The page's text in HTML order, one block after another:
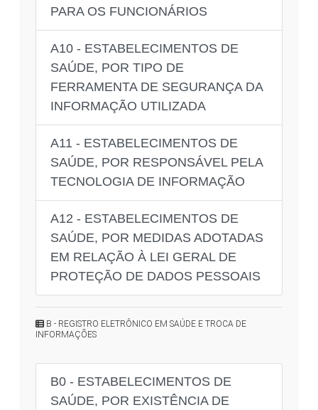
PARA OS FUNCIONÁRIOS
A10 - ESTABELECIMENTOS DE
SAÚDE, POR TIPO DE
FERRAMENTA DE SEGURANÇA DA
INFORMAÇÃO UTILIZADA
A11 - ESTABELECIMENTOS DE
SAÚDE, POR RESPONSÁVEL PELA
TECNOLOGIA DE INFORMAÇÃO
A12 - ESTABELECIMENTOS DE
SAÚDE, POR MEDIDAS ADOTADAS
EM RELAÇÃO À LEI GERAL DE
PROTEÇÃO DE DADOS PESSOAIS
B - REGISTRO ELETRÔNICO EM SAÚDE E TROCA DE
INFORMAÇÕES
B0 - ESTABELECIMENTOS DE
SAÚDE, POR EXISTÊNCIA DE